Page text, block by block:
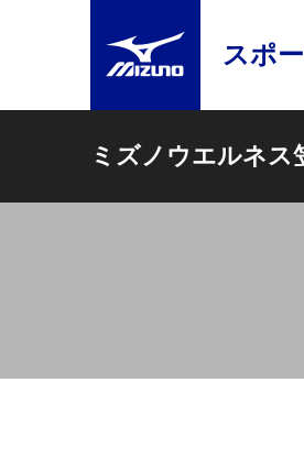
スポ
ミズノウエルネス